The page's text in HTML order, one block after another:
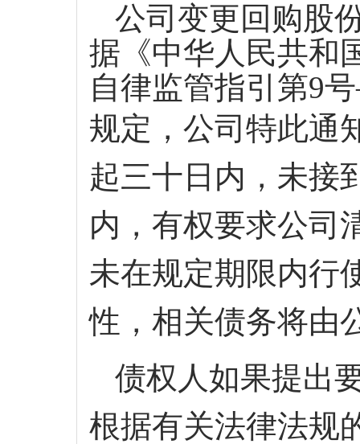
公司变更回购股
据《中华人民共和
自律监管指引第9
规定，公司特此通
起三十日内，未接
内，有权要求公司
未在规定期限内行
性，相关债务将由
债权人如果提出
根据有关法律法规